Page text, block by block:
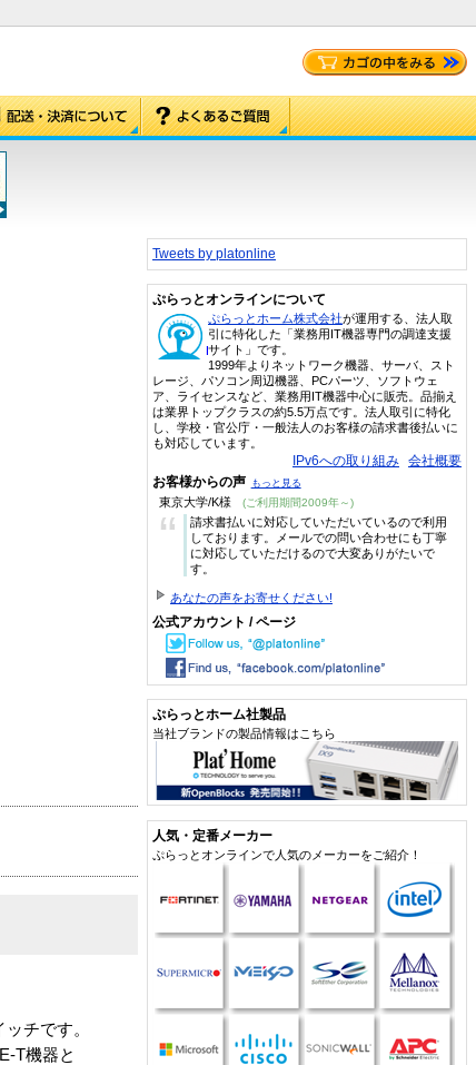
チです。
T機器と
Tweets by platonline
ぷらっとオンラインについて
ぷらっとホーム株式会社が運用する、法人取
引に特化した「業務用IT機器専門の調達支援
サイト」です。
1999年よりネットワーク機器、サーバ、スト
レージ、パソコン周辺機器、PCパーツ、ソフトウェ
ア、ライセンスなど、業務用IT機器中心に販売。品揃え
は業界トップクラスの約5.5万点です。法人取引に特化
し、学校・官公庁・一般法人のお客様の請求書後払いに
も対応しています。
IPv6への取り組み 会社概要
お客様からの声 もっと見る
東京大学/K様 (ご利用期間2009年～)
“
請求書払いに対応していただいているので利用
しております。メールでの問い合わせにも丁寧
に対応していただけるので大変ありがたいで
す。
あなたの声をお寄せください!
公式アカウント / ページ
ぷらっとホーム社製品
当社ブランドの製品情報はこちら
人気・定番メーカー
ぷらっとオンラインで人気のメーカーをご紹介！